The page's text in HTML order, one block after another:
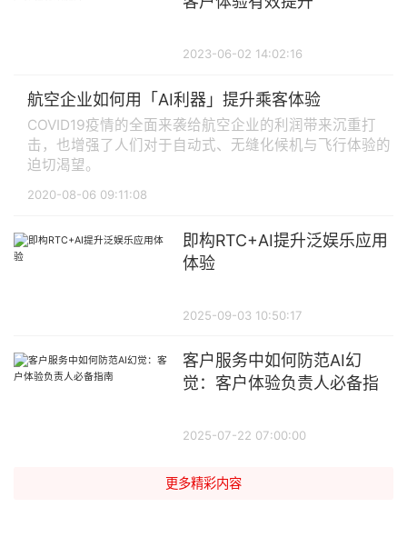
2023-06-02 14:02:16
航空企业如何用「AI利器」提升乘客体验
COVID19疫情的全面来袭给航空企业的利润带来沉重打
击，也增强了人们对于自动式、无缝化候机与飞行体验的
迫切渴望。
2020-08-06 09:11:08
即构RTC+AI提升泛娱乐应用
体验
2025-09-03 10:50:17
客户服务中如何防范AI幻
觉：客户体验负责人必备指
2025-07-22 07:00:00
更多精彩内容